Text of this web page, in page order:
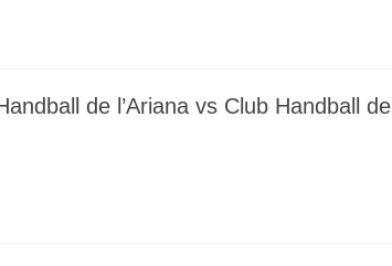
de l’Ariana vs Club Handball de